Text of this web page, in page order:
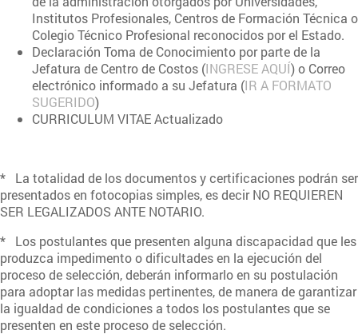
Institutos Profesionales, Centros de Formación Técnica o
Colegio Técnico Profesional reconocidos por el Estado.
Declaración Toma de Conocimiento por parte de la
Jefatura de Centro de Costos (INGRESE AQUÍ) o Correo
electrónico informado a su Jefatura (IR A FORMATO
SUGERIDO)
CURRICULUM VITAE Actualizado
* La totalidad de los documentos y certificaciones podrán ser
presentados en fotocopias simples, es decir NO REQUIEREN
SER LEGALIZADOS ANTE NOTARIO.
* Los postulantes que presenten alguna discapacidad que les
produzca impedimento o dificultades en la ejecución del
proceso de selección, deberán informarlo en su postulación
para adoptar las medidas pertinentes, de manera de garantizar
la igualdad de condiciones a todos los postulantes que se
presenten en este proceso de selección.